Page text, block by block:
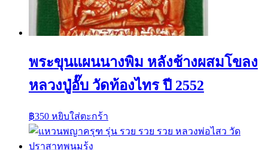
พระขุนแผนนางพิม หลังช้างผสมโขลง
หลวงปู่อั๊บ วัดท้องไทร ปี 2552
฿350 หยิบใส่ตะกร้า